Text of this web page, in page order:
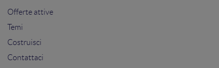
Offerte attive
Temi
Costruisci
Contattaci